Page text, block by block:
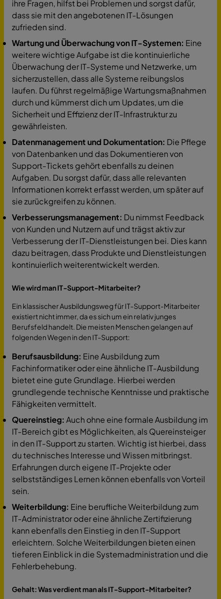
ihre Fragen, hilfst bei Problemen und sorgst dafür,
dass sie mit den angebotenen IT-Lösungen
zufrieden sind.
Wartung und Überwachung von IT-Systemen: Eine
weitere wichtige Aufgabe ist die kontinuierliche
Überwachung der IT-Systeme und Netzwerke, um
sicherzustellen, dass alle Systeme reibungslos
laufen. Du führst regelmäßige Wartungsmaßnahmen
durch und kümmerst dich um Updates, um die
Sicherheit und Effizienz der IT-Infrastruktur zu
gewährleisten.
Datenmanagement und Dokumentation: Die Pflege
von Datenbanken und das Dokumentieren von
Support-Tickets gehört ebenfalls zu deinen
Aufgaben. Du sorgst dafür, dass alle relevanten
Informationen korrekt erfasst werden, um später auf
sie zurückgreifen zu können.
Verbesserungsmanagement: Du nimmst Feedback
von Kunden und Nutzern auf und trägst aktiv zur
Verbesserung der IT-Dienstleistungen bei. Dies kann
dazu beitragen, dass Produkte und Dienstleistungen
kontinuierlich weiterentwickelt werden.
Wie wird man IT-Support-Mitarbeiter?
Ein klassischer Ausbildungsweg für IT-Support-Mitarbeiter
existiert nicht immer, da es sich um ein relativ junges
Berufsfeld handelt. Die meisten Menschen gelangen auf
folgenden Wegen in den IT-Support:
Berufsausbildung: Eine Ausbildung zum
Fachinformatiker oder eine ähnliche IT-Ausbildung
bietet eine gute Grundlage. Hierbei werden
grundlegende technische Kenntnisse und praktische
Fähigkeiten vermittelt.
Quereinstieg: Auch ohne eine formale Ausbildung im
IT-Bereich gibt es Möglichkeiten, als Quereinsteiger
in den IT-Support zu starten. Wichtig ist hierbei, dass
du technisches Interesse und Wissen mitbringst.
Erfahrungen durch eigene IT-Projekte oder
selbstständiges Lernen können ebenfalls von Vorteil
sein.
Weiterbildung: Eine berufliche Weiterbildung zum
IT-Administrator oder eine ähnliche Zertifizierung
kann ebenfalls den Einstieg in den IT-Support
erleichtern. Solche Weiterbildungen bieten einen
tieferen Einblick in die Systemadministration und die
Fehlerbehebung.
Gehalt: Was verdient man als IT-Support-Mitarbeiter?